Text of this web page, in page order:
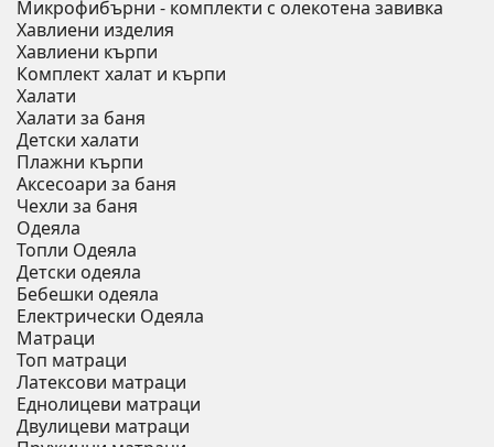
Микрофибърни - комплекти с олекотена завивка
Хавлиени изделия
Хавлиени кърпи
Комплект халат и кърпи
Халати
Халати за баня
Детски халати
Плажни кърпи
Аксесоари за баня
Чехли за баня
Одеяла
Топли Одеяла
Детски одеяла
Бебешки одеяла
Електрически Одеяла
Матраци
Топ матраци
Латексови матраци
Еднолицеви матраци
Двулицеви матраци